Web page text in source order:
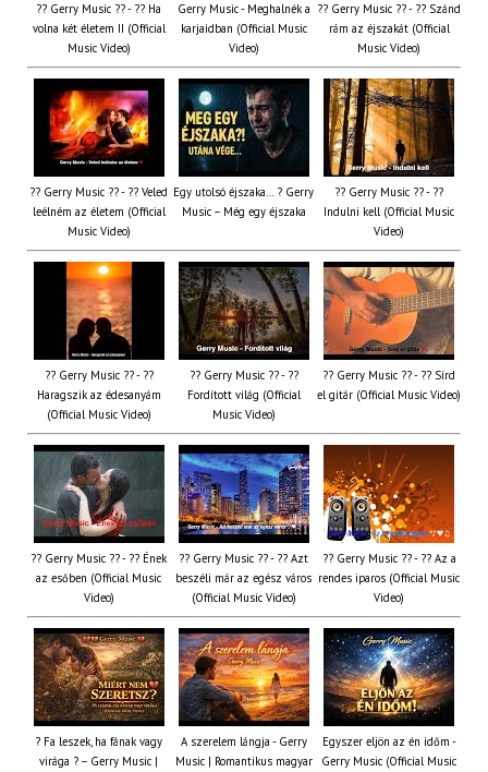
?? Gerry Music ?? - ?? Ha
volna két életem II (Official
Music Video)
Gerry Music - Meghalnék a
karjaidban (Official Music
Video)
?? Gerry Music ?? - ?? Szánd
rám az éjszakát (Official
Music Video)
?? Gerry Music ?? - ?? Veled
leélném az életem (Official
Music Video)
Egy utolsó éjszaka… ? Gerry
Music – Még egy éjszaka
?? Gerry Music ?? - ??
Indulni kell (Official Music
Video)
?? Gerry Music ?? - ??
Haragszik az édesanyám
(Official Music Video)
?? Gerry Music ?? - ??
Fordított világ (Official
Music Video)
?? Gerry Music ?? - ?? Sírd
el gitár (Official Music Video)
?? Gerry Music ?? - ?? Ének
az esőben (Official Music
Video)
?? Gerry Music ?? - ?? Azt
beszéli már az egész város
(Official Music Video)
?? Gerry Music ?? - ?? Az a
rendes iparos (Official Music
Video)
? Fa leszek, ha fának vagy
virága ? – Gerry Music |
A szerelem lángja - Gerry
Music | Romantikus magyar
Egyszer eljön az én időm -
Gerry Music (Official Music